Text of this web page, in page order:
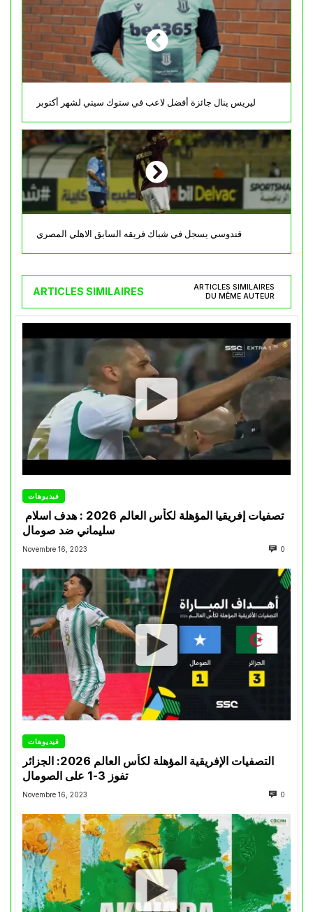
ليريس ينال جائزة أفضل لاعب في ستوك سيتي لشهر أكتوبر
ARTICLES SIMILAIRES
ARTICLES SIMILAIRES
DU MÊME AUTEUR
فيديوهات
سليماني ضد صومال
Novembre 16, 2023 0
فيديوهات
التصفيات الإفريقية المؤهلة لكأس العالم 2026: الجزائر
تفوز 3-1 على الصومال
Novembre 16, 2023 0